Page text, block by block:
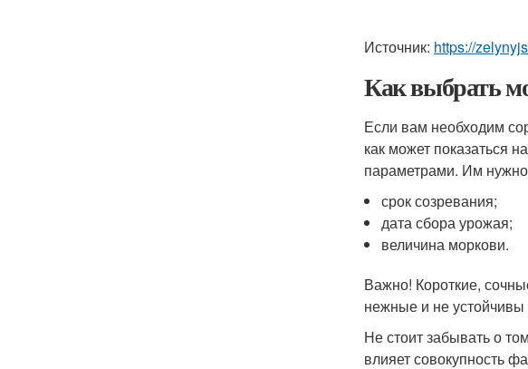
Источник: https://
Как выбрать
Если вам необходим
как может показаться
параметрами. Им
срок созревания;
дата сбора урожая;
величина моркови.
Важно! Короткие,
нежные и не
Не стоит забывать о
влияет совокупность